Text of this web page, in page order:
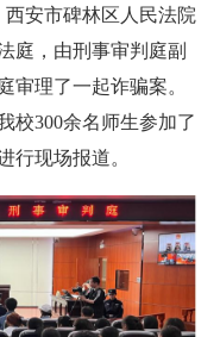
西安市碑林区人民法院
庭，由刑事审判庭副
审理了一起诈骗案。
校300余名师生参加了
行现场报道。